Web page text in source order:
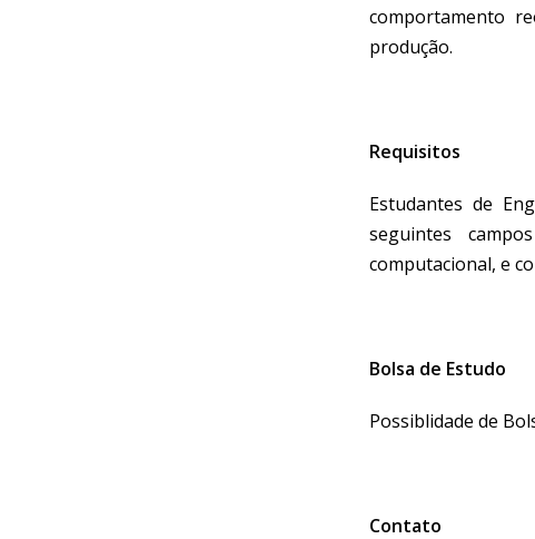
comportamento
produção.
Requisitos
Estudantes de
seguintes
computacional, e
Bolsa de Estudo
Possiblidade de
Contato